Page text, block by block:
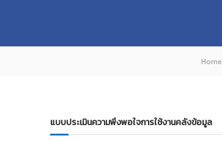
Home
แบบประเมินความพึงพอใจการใช้งานคลังข้อมูล